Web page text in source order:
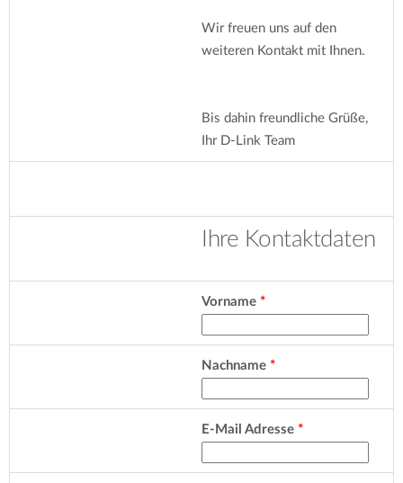
Wir freuen uns auf den
weiteren Kontakt mit Ihnen.
Bis dahin freundliche Grüße,
Ihr D-Link Team
Ihre Kontaktdaten
Vorname
Nachname
E-Mail Adresse